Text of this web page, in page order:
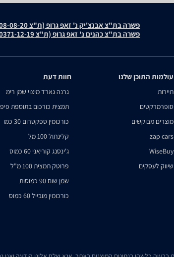
פשרה בת"צ אבנצ'יק נ' זאפ גרופ (ת"צ 23008-08-20)
פשרה בת"צ כהנים נ' זאפ גרופ (ת"צ 60371-12-19)
עולמות התוכן שלנו
תיירות
סופרמרקטים
מוצרים מבוקשים
zap cars
WiseBuy
שיווק לעסקים
חוות דעת
גרנה גארד מיצוי שמן רימ
תמצית כורכום בתוספת פיפ
כורכומין ספקטרום 30 כמו
קלינתול 100 מל
ג'ינסנג קוריאני 60 כמוס
פרוטק תמצית 100 מ"ל
שמן שום 90 כמוסות
כורכומין מובייל 60 כמוס